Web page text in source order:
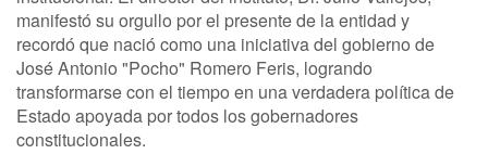
manifestó su orgullo por el presente de la entidad y
recordó que nació como una iniciativa del gobierno de
José Antonio "Pocho" Romero Feris, logrando
transformarse con el tiempo en una verdadera política de
Estado apoyada por todos los gobernadores
constitucionales.